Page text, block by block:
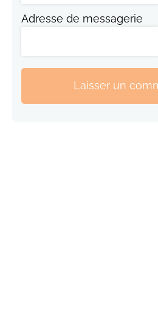
Adresse de messagerie
Laisser un